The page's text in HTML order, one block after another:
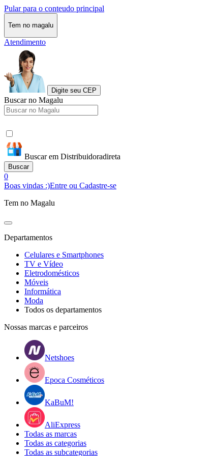
Pular para o conteudo principal
Tem no magalu
Atendimento
Digite seu CEP
Buscar no Magalu
Buscar em Distribuidoradireta
Buscar
0
Boas vindas :)Entre ou Cadastre-se
Tem no Magalu
Departamentos
Celulares e Smartphones
TV e Vídeo
Eletrodomésticos
Móveis
Informática
Moda
Todos os departamentos
Nossas marcas e parceiros
Netshoes
Epoca Cosméticos
KaBuM!
AliExpress
Todas as marcas
Todas as categorias
Todas as subcategorias